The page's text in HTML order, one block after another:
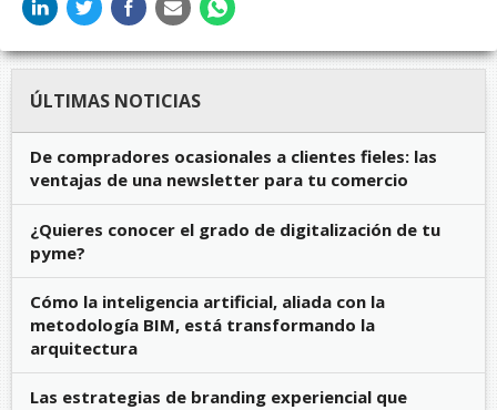
ÚLTIMAS NOTICIAS
De compradores ocasionales a clientes fieles: las
ventajas de una newsletter para tu comercio
¿Quieres conocer el grado de digitalización de tu
pyme?
Cómo la inteligencia artificial, aliada con la
metodología BIM, está transformando la
arquitectura
Las estrategias de branding experiencial que